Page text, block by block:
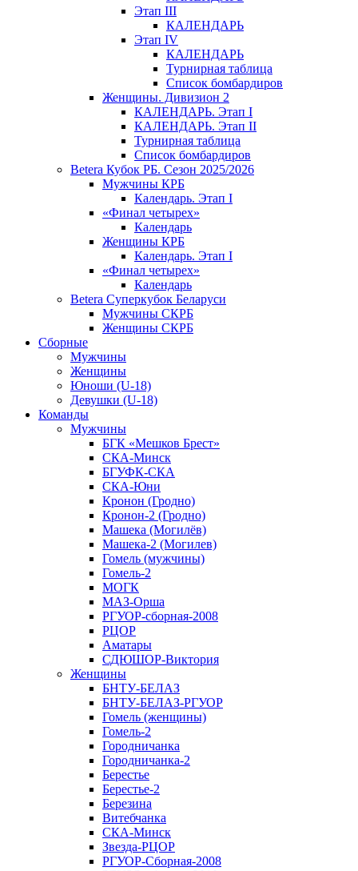
Этап III
КАЛЕНДАРЬ
Этап IV
КАЛЕНДАРЬ
Турнирная таблица
Список бомбардиров
Женщины. Дивизион 2
КАЛЕНДАРЬ. Этап I
КАЛЕНДАРЬ. Этап II
Турнирная таблица
Список бомбардиров
Betera Кубок РБ. Сезон 2025/2026
Мужчины КРБ
Календарь. Этап I
«Финал четырех»
Календарь
Женщины КРБ
Календарь. Этап I
«Финал четырех»
Календарь
Betera Суперкубок Беларуси
Мужчины СКРБ
Женщины СКРБ
Сборные
Мужчины
Женщины
Юноши (U-18)
Девушки (U-18)
Команды
Мужчины
БГК «Мешков Брест»
СКА-Минск
БГУФК-СКА
СКА-Юни
Кронон (Гродно)
Кронон-2 (Гродно)
Машека (Могилёв)
Машека-2 (Могилев)
Гомель (мужчины)
Гомель-2
МОГК
МАЗ-Орша
РГУОР-сборная-2008
РЦОР
Аматары
СДЮШОР-Виктория
Женщины
БНТУ-БЕЛАЗ
БНТУ-БЕЛАЗ-РГУОР
Гомель (женщины)
Гомель-2
Городничанка
Городничанка-2
Берестье
Берестье-2
Березина
Витебчанка
СКА-Минск
Звезда-РЦОР
РГУОР-Сборная-2008